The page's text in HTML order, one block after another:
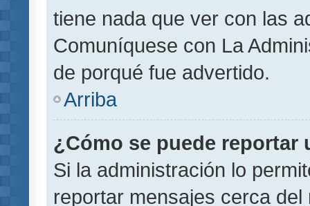
tiene nada que ver con las
Comuníquese con La
de porqué fue advertido.
Arriba
¿Cómo se puede reportar
Si la administración lo
reportar mensajes cerca